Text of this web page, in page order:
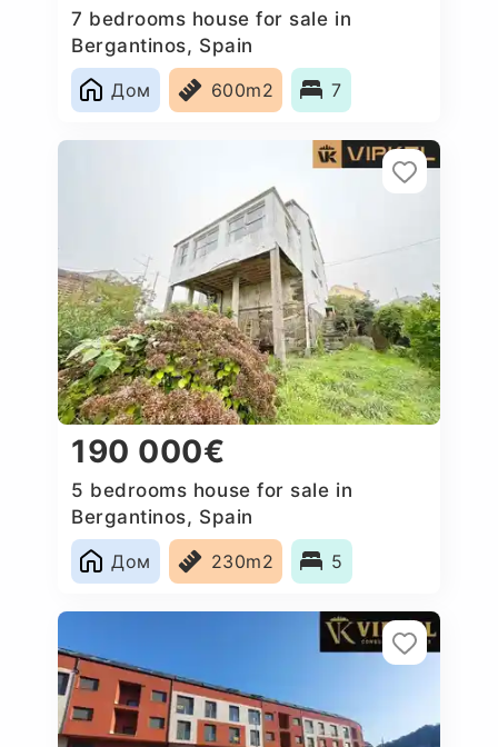
7 bedrooms house for sale in
Bergantinos, Spain
Дом
600m2 7
190 000€
5 bedrooms house for sale in
Bergantinos, Spain
Дом
230m2 5